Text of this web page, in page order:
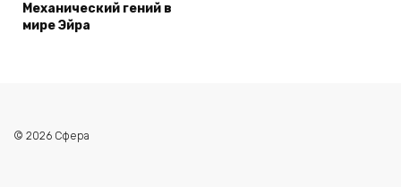
Механический гений в
мире Эйра
© 2026 Сфера